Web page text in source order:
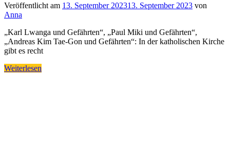
Veröffentlicht am 13. September 202313. September 2023 von
Anna
„Karl Lwanga und Gefährten“, „Paul Miki und Gefährten“,
„Andreas Kim Tae-Gon und Gefährten“: In der katholischen Kirche
gibt es recht
Weiterlesen